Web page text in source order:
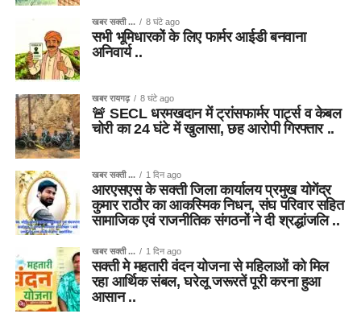
खबर सक्ती ... 8 घंटे ago
सभी भूमिधारकों के लिए फार्मर आईडी बनवाना
अनिवार्य ..
खबर रायगढ़ 8 घंटे ago
🚨 SECL धरमखदान में ट्रांसफार्मर पार्ट्स व केबल
चोरी का 24 घंटे में खुलासा, छह आरोपी गिरफ्तार ..
खबर सक्ती ... 1 दिन ago
आरएसएस के सक्ती जिला कार्यालय प्रमुख योगेंद्र
कुमार राठौर का आकस्मिक निधन, संघ परिवार सहित
सामाजिक एवं राजनीतिक संगठनों ने दी श्रद्धांजलि ..
खबर सक्ती ... 1 दिन ago
सक्ती मे महतारी वंदन योजना से महिलाओं को मिल
रहा आर्थिक संबल, घरेलू जरूरतें पूरी करना हुआ
आसान ..